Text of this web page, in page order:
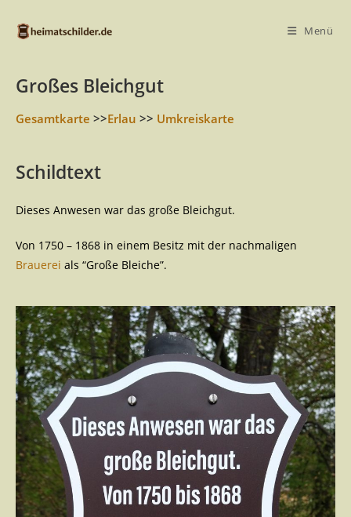
Menü
Großes Bleichgut
Gesamtkarte >>Erlau >> Umkreiskarte
Schildtext
Dieses Anwesen war das große Bleichgut.
Von 1750 – 1868 in einem Besitz mit der nachmaligen
Brauerei als “Große Bleiche”.